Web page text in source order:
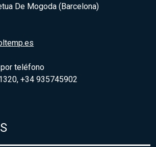
De Mogoda (Barcelona)
teléfono
+34 935745902